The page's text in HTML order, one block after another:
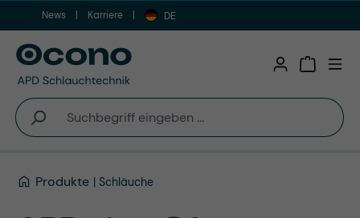
Zum Hauptinhalt springen
News Karriere DE
Produkte Schläuche